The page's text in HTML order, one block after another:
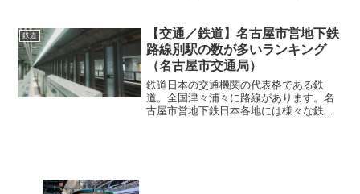
のは時間に正確で利用しやすいとも言わ
れていますね。そうした鉄...
鉄道
【交通／鉄道】名古屋市営地下鉄
路線別駅の数が多いランキング
（名古屋市交通局）
鉄道日本の交通機関の代表格である鉄
道。全国津々浦々に路線があります。名
古屋市営地下鉄日本各地には様々な鉄道